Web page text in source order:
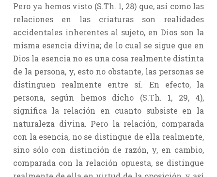
Pero ya hemos visto (S.Th. 1, 28) que, así como las
relaciones en las criaturas son realidades
accidentales inherentes al sujeto, en Dios son la
misma esencia divina; de lo cual se sigue que en
Dios la esencia no es una cosa realmente distinta
de la persona, y, esto no obstante, las personas se
distinguen realmente entre sí. En efecto, la
persona, según hemos dicho (S.Th. 1, 29, 4),
significa la relación en cuanto subsiste en la
naturaleza divina. Pero la relación, comparada
con la esencia, no se distingue de ella realmente,
sino sólo con distinción de razón, y, en cambio,
comparada con la relación opuesta, se distingue